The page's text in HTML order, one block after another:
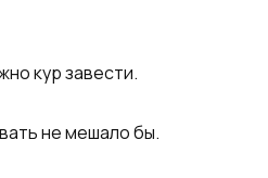
кур завести.
не мешало бы.